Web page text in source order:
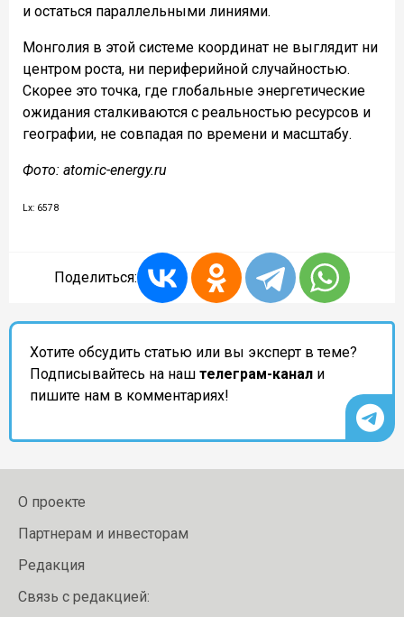
и остаться параллельными линиями.
Монголия в этой системе координат не выглядит ни
центром роста, ни периферийной случайностью.
Скорее это точка, где глобальные энергетические
ожидания сталкиваются с реальностью ресурсов и
географии, не совпадая по времени и масштабу.
Фото: atomic-energy.ru
Lx: 6578
Поделиться:
Хотите обсудить статью или вы эксперт в теме?
Подписывайтесь на наш телеграм-канал и
пишите нам в комментариях!
О проекте
Партнерам и инвесторам
Редакция
Связь с редакцией: